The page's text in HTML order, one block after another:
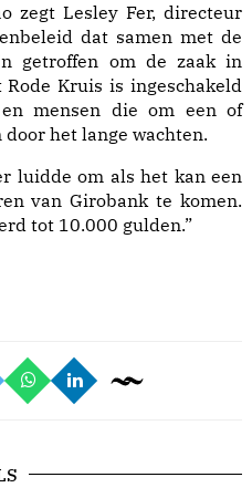
zegt Lesley Fer, directeur
dat samen met de
getroffen om de zaak in
Kruis is ingeschakeld
mensen die om een of
het lange wachten.
luidde om als het kan een
van Girobank te komen.
tot 10.000 gulden.”